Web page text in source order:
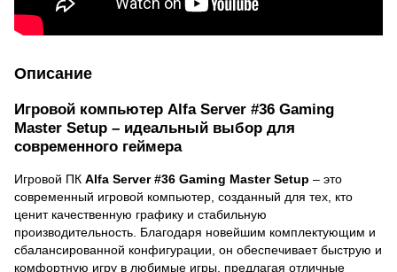
Описание
Игровой компьютер Alfa Server #36 Gaming
Master Setup – идеальный выбор для
современного геймера
Игровой ПК Alfa Server #36 Gaming Master Setup – это
современный игровой компьютер, созданный для тех, кто
ценит качественную графику и стабильную
производительность. Благодаря новейшим комплектующим и
сбалансированной конфигурации, он обеспечивает быструю и
комфортную игру в любимые игры, предлагая отличные